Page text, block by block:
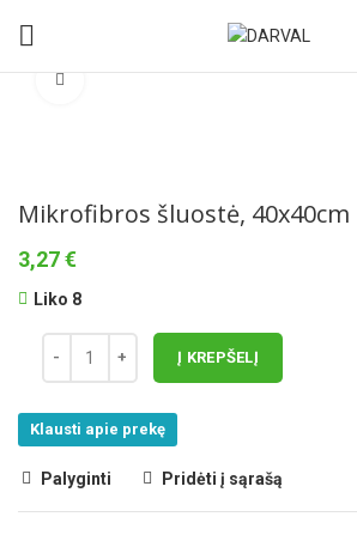
Mikrofibros šluostė, 40x40cm
3,27€
Liko 8
Į KREPŠELĮ
Klausti apie prekę
Palyginti Pridėti į sąrašą